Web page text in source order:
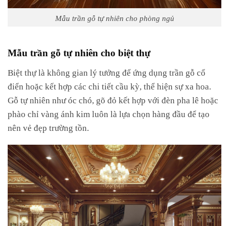
Mẫu trần gỗ tự nhiên cho phòng ngủ
Mẫu trần gỗ tự nhiên cho biệt thự
Biệt thự là không gian lý tưởng để ứng dụng trần gỗ cổ
điển hoặc kết hợp các chi tiết cầu kỳ, thể hiện sự xa hoa.
Gỗ tự nhiên như óc chó, gõ đỏ kết hợp với đèn pha lê hoặc
phào chỉ vàng ánh kim luôn là lựa chọn hàng đầu để tạo
nên vẻ đẹp trường tồn.